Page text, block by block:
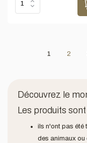
1 2
Découvrez le
Les produits
ils n'ont pas été
des animaux ou